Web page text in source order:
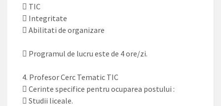
 TIC
 Integritate
 Abilitati de organizare
 Programul de lucru este de 4 ore/zi.
4. Profesor Cerc Tematic TIC
 Cerinte specifice pentru ocuparea postului :
 Studii liceale.